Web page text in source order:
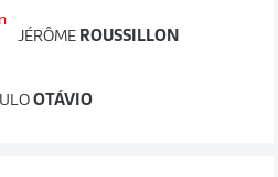
JÉRÔME ROUSSILLON
OTÁVIO